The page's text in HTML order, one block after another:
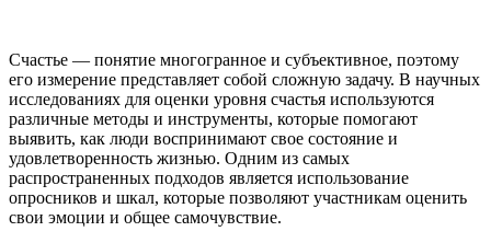
Счастье — понятие многогранное и субъективное, поэтому
его измерение представляет собой сложную задачу. В научных
исследованиях для оценки уровня счастья используются
различные методы и инструменты, которые помогают
выявить, как люди воспринимают свое состояние и
удовлетворенность жизнью. Одним из самых
распространенных подходов является использование
опросников и шкал, которые позволяют участникам оценить
свои эмоции и общее самочувствие.